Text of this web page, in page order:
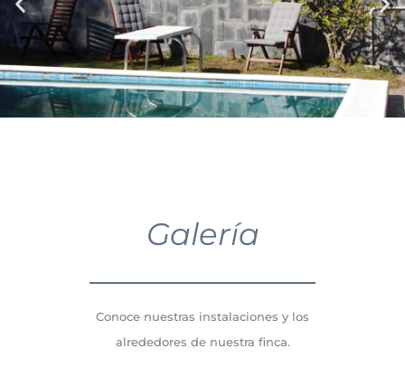
Galería
Conoce nuestras instalaciones y los
alrededores de nuestra finca.